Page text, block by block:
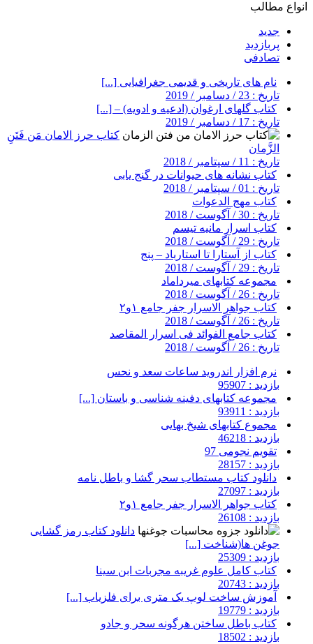
انواع مطالب
جدید
پربازدید
تصادفی
نام های تاریخی و قدیمی جغرافیایی [...]
تاریخ : 23 / دسامبر / 2019
کتاب گلهای ارغوان (ادعیه و ادویه) – [...]
تاریخ : 17 / دسامبر / 2019
کتاب حرز الامان مَن فَتَنِ
الزَّمان
تاریخ : 11 / سپتامبر / 2018
کتاب نشانه های حیوانات در گنج یابی
تاریخ : 01 / سپتامبر / 2018
کتاب مهج الدعوات
تاریخ : 30 / آگوست / 2018
کتاب اسرار مانیه تیسم
تاریخ : 29 / آگوست / 2018
کتاب از آستارا تا استارباد – پنج
تاریخ : 29 / آگوست / 2018
مجموعه کتابهای میرداماد
تاریخ : 26 / آگوست / 2018
کتاب جواهر الاسرار جفر جامع ۱و۲
تاریخ : 26 / آگوست / 2018
کتاب جامع الفوائد فی اسرار المقاصد
تاریخ : 26 / آگوست / 2018
نرم افزار اندروید ساعات سعد و نحس
بازدید : 95907
مجموعه کتابهای دفینه شناسی و باستان [...]
بازدید : 93911
مجموع کتابهای شیخ بهایی
بازدید : 46218
تقویم نجومی 97
بازدید : 28157
دانلود کتاب مستطاب سحر گشا و باطل نامه
بازدید : 27097
کتاب جواهر الاسرار جفر جامع ۱و۲
بازدید : 26108
دانلود کتاب رمز گشایی
جوغن ها(شناخت [...]
بازدید : 25309
کتاب کامل علوم غریبه مجربات ابن سینا
بازدید : 20743
آموزش ساخت لوپ یک متری برای فلزیاب [...]
بازدید : 19779
کتاب باطل ساختن هرگونه سحر و جادو
بازدید : 18502